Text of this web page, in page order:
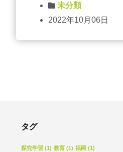
未分類
2022年10月06日
タグ
探究学習 (1) 教育 (1) 福岡 (1)